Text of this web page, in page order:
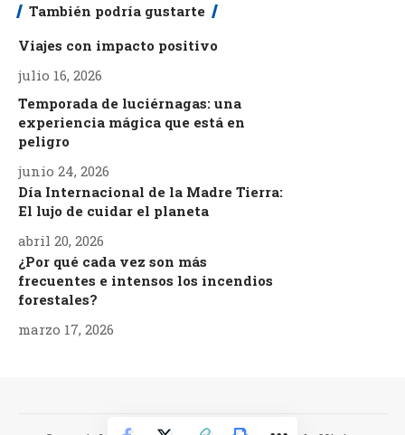
También podría gustarte
Viajes con impacto positivo
julio 16, 2026
Temporada de luciérnagas: una
experiencia mágica que está en
peligro
junio 24, 2026
Día Internacional de la Madre Tierra:
El lujo de cuidar el planeta
abril 20, 2026
¿Por qué cada vez son más
frecuentes e intensos los incendios
forestales?
marzo 17, 2026